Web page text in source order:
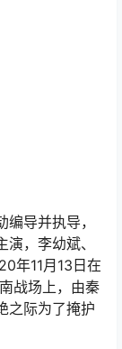
导并执导，
，李幼斌、
年11月13日在
战场上，由秦
之际为了掩护